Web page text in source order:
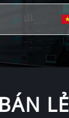
BÁN LẺ